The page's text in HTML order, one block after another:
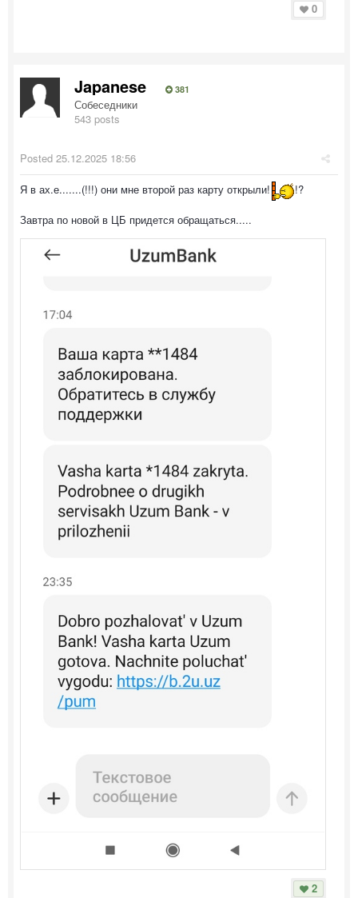
0
Japanese 381
Собеседники
543 posts
Posted 25.12.2025 18:56
Я в ах.е.......(!!!) они мне второй раз карту открыли!
!?
Завтра по новой в ЦБ придется обращаться.....
2